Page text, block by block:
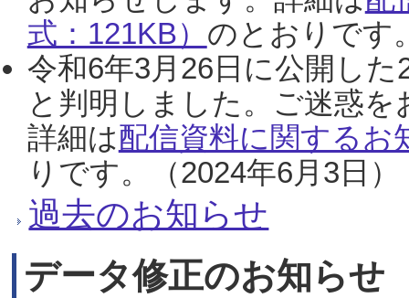
式：121KB） のとおりです
令和6年3月26日に公開し
と判明しました。ご迷惑
詳細は配信資料に関するお
りです。（2024年6月3日）
過去のお知らせ
データ修正のお知らせ